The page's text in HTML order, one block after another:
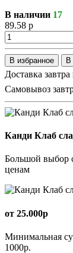
В наличии 17
89.58 р
В избранное В
Доставка
Самовывоз
Канди Клаб
Большой выбор
ценам
от 25.000р
Минимальная
1000р.